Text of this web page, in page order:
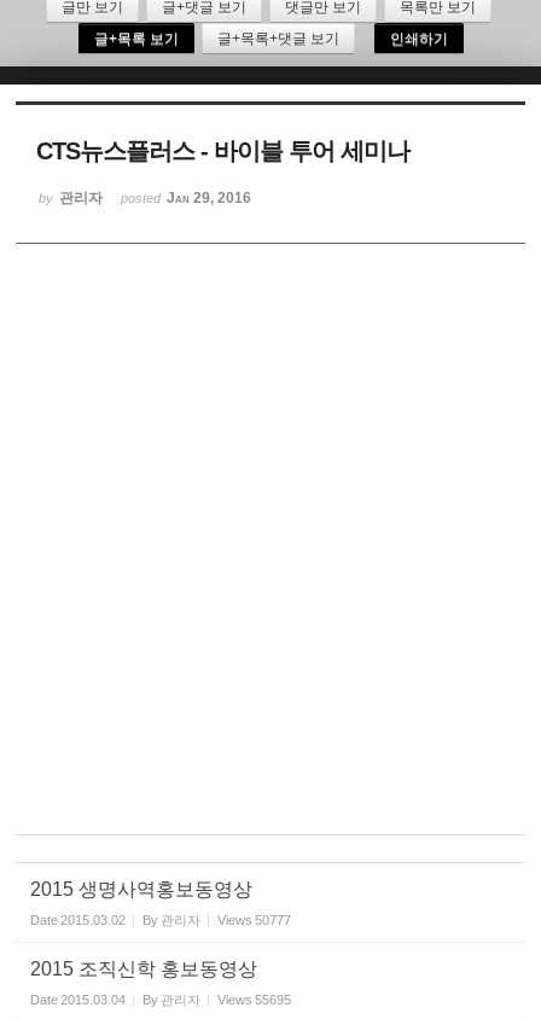
글만 보기 글+댓글 보기 댓글만 보기
목록만 보기
글+목록 보기
글+목록+댓글 보기 인쇄하기
CTS뉴스플러스 - 바이블 투어 세미나
by 관리자 posted Jan 29, 2016
2015 생명사역홍보동영상
Date 2015.03.02 By 관리자 Views 50777
2015 조직신학 홍보동영상
Date 2015.03.04 By 관리자 Views 55695
Sketchbook5, 스케치북5
Sketchbook5, 스케치북5